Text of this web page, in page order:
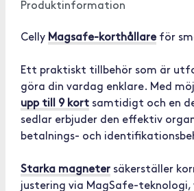
Produktinformation
Celly Magsafe-korthållareför
Ett praktiskt tillbehör som är
göra din vardag enklare. Med
upp till 9 kort samtidigt och en
sedlar erbjuder den effektiv
betalnings- och
Starka magneter säkerställer
justering via MagSafe-